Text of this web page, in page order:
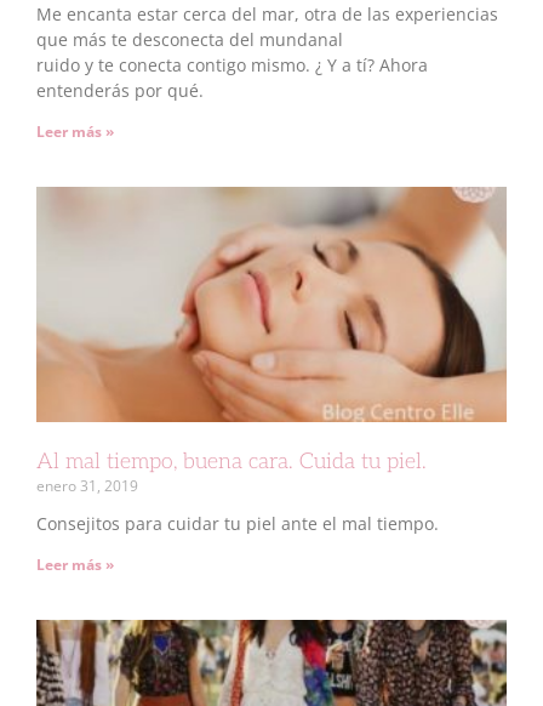
Me encanta estar cerca del mar, otra de las experiencias
que más te desconecta del mundanal
ruido y te conecta contigo mismo. ¿ Y a tí? Ahora
entenderás por qué.
Leer más »
Al mal tiempo, buena cara. Cuida tu piel.
enero 31, 2019
Consejitos para cuidar tu piel ante el mal tiempo.
Leer más »